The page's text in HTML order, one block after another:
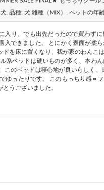
犬 . 品種: 犬 雑種（MIX） . ペットの年
入り、でも出先だったので買わず
入できました。 とにかく表面が柔
ドを床に置くなり、我が家のわんこ
系ベッドは硬いものが多く、本わ
このベッドは寝心地が良いらしく
ゆったりです。 このもっちり感＝
うございました。